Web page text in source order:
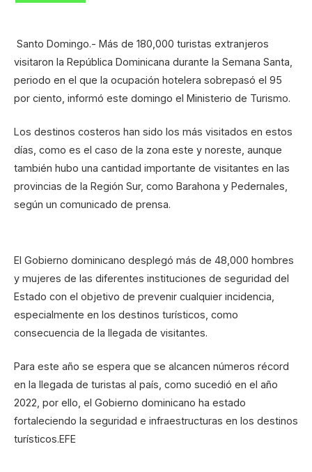
Santo Domingo.- Más de 180,000 turistas extranjeros
visitaron la República Dominicana durante la Semana Santa,
periodo en el que la ocupación hotelera sobrepasó el 95
por ciento, informó este domingo el Ministerio de Turismo.
Los destinos costeros han sido los más visitados en estos
días, como es el caso de la zona este y noreste, aunque
también hubo una cantidad importante de visitantes en las
provincias de la Región Sur, como Barahona y Pedernales,
según un comunicado de prensa.
El Gobierno dominicano desplegó más de 48,000 hombres
y mujeres de las diferentes instituciones de seguridad del
Estado con el objetivo de prevenir cualquier incidencia,
especialmente en los destinos turísticos, como
consecuencia de la llegada de visitantes.
Para este año se espera que se alcancen números récord
en la llegada de turistas al país, como sucedió en el año
2022, por ello, el Gobierno dominicano ha estado
fortaleciendo la seguridad e infraestructuras en los destinos
turísticos.EFE